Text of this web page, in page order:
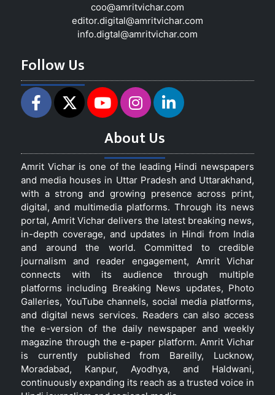
coo@amritvichar.com
editor.digital@amritvichar.com
info.digtal@amritvichar.com
Follow Us
About Us
Amrit Vichar is one of the leading Hindi newspapers
and media houses in Uttar Pradesh and Uttarakhand,
with a strong and growing presence across print,
digital, and multimedia platforms. Through its news
portal, Amrit Vichar delivers the latest breaking news,
in-depth coverage, and updates in Hindi from India
and around the world. Committed to credible
journalism and reader engagement, Amrit Vichar
connects with its audience through multiple
platforms including Breaking News updates, Photo
Galleries, YouTube channels, social media platforms,
and digital news services. Readers can also access
the e-version of the daily newspaper and weekly
magazine through the e-paper platform. Amrit Vichar
is currently published from Bareilly, Lucknow,
Moradabad, Kanpur, Ayodhya, and Haldwani,
continuously expanding its reach as a trusted voice in